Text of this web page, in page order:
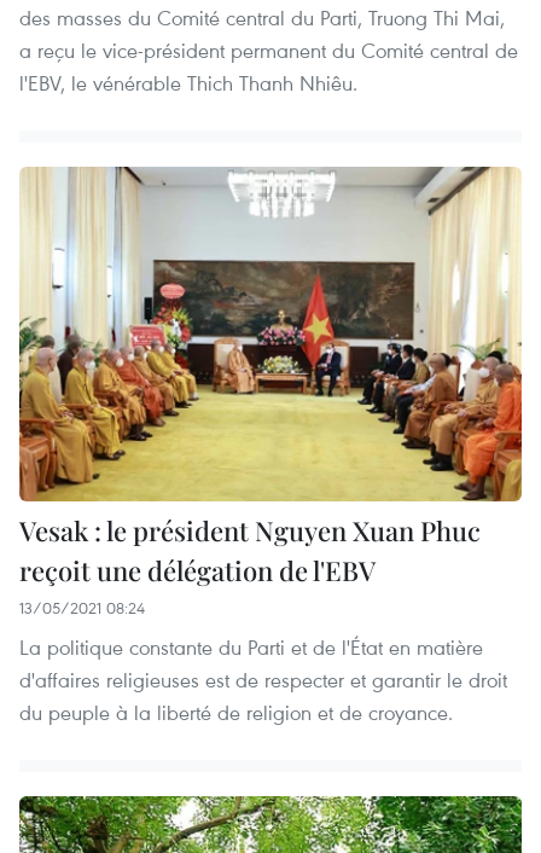
des masses du Comité central du Parti, Truong Thi Mai,
a reçu le vice-président permanent du Comité central de
l'EBV, le vénérable Thich Thanh Nhiêu.
Vesak : le président Nguyen Xuan Phuc
reçoit une délégation de l'EBV
13/05/2021 08:24
La politique constante du Parti et de l'État en matière
d'affaires religieuses est de respecter et garantir le droit
du peuple à la liberté de religion et de croyance.